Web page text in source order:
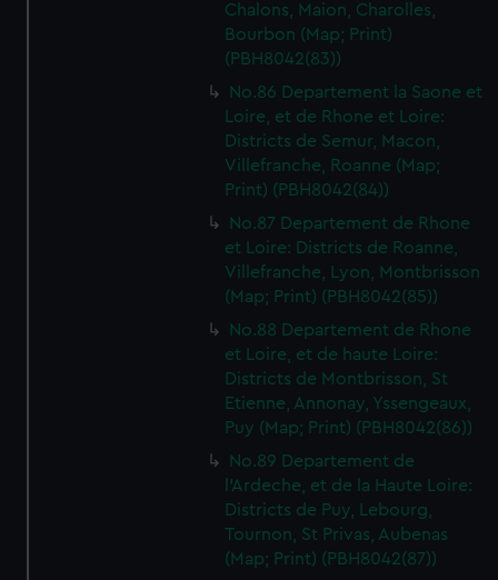
Chalons, Maion, Charolles,
Bourbon (Map; Print)
(PBH8042(83))
No.86 Departement la Saone et
Loire, et de Rhone et Loire:
Districts de Semur, Macon,
Villefranche, Roanne (Map;
Print) (PBH8042(84))
No.87 Departement de Rhone
et Loire: Districts de Roanne,
Villefranche, Lyon, Montbrisson
(Map; Print) (PBH8042(85))
No.88 Departement de Rhone
et Loire, et de haute Loire:
Districts de Montbrisson, St
Etienne, Annonay, Yssengeaux,
Puy (Map; Print) (PBH8042(86))
No.89 Departement de
l'Ardeche, et de la Haute Loire:
Districts de Puy, Lebourg,
Tournon, St Privas, Aubenas
(Map; Print) (PBH8042(87))